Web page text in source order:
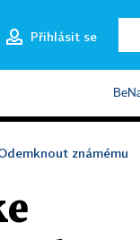
Přihlásit se
známému